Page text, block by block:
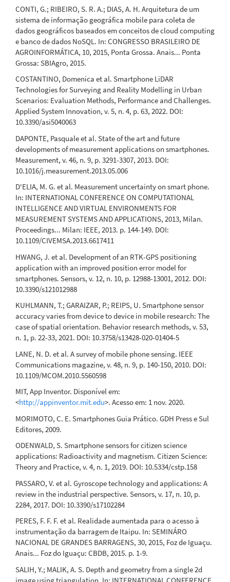
CONTI, G.; RIBEIRO, S. R. A.; DIAS, A. H. Arquitetura de um
sistema de informação geográfica mobile para coleta de
dados geográficos baseados em conceitos de cloud computing
e banco de dados NoSQL. In: CONGRESSO BRASILEIRO DE
AGROINFORMÁTICA, 10, 2015, Ponta Grossa. Anais... Ponta
Grossa: SBIAgro, 2015.
COSTANTINO, Domenica et al. Smartphone LiDAR
Technologies for Surveying and Reality Modelling in Urban
Scenarios: Evaluation Methods, Performance and Challenges.
Applied System Innovation, v. 5, n. 4, p. 63, 2022. DOI:
10.3390/asi5040063
DAPONTE, Pasquale et al. State of the art and future
developments of measurement applications on smartphones.
Measurement, v. 46, n. 9, p. 3291-3307, 2013. DOI:
10.1016/j.measurement.2013.05.006
D'ELIA, M. G. et al. Measurement uncertainty on smart phone.
In: INTERNATIONAL CONFERENCE ON COMPUTATIONAL
INTELLIGENCE AND VIRTUAL ENVIRONMENTS FOR
MEASUREMENT SYSTEMS AND APPLICATIONS, 2013, Milan.
Proceedings... Milan: IEEE, 2013. p. 144-149. DOI:
10.1109/CIVEMSA.2013.6617411
HWANG, J. et al. Development of an RTK-GPS positioning
application with an improved position error model for
smartphones. Sensors, v. 12, n. 10, p. 12988-13001, 2012. DOI:
10.3390/s121012988
KUHLMANN, T.; GARAIZAR, P.; REIPS, U. Smartphone sensor
accuracy varies from device to device in mobile research: The
case of spatial orientation. Behavior research methods, v. 53,
n. 1, p. 22-33, 2021. DOI: 10.3758/s13428-020-01404-5
LANE, N. D. et al. A survey of mobile phone sensing. IEEE
Communications magazine, v. 48, n. 9, p. 140-150, 2010. DOI:
10.1109/MCOM.2010.5560598
MIT, App Inventor. Disponível em:
<http://appinventor.mit.edu>. Acesso em: 1 nov. 2020.
MORIMOTO, C. E. Smartphones Guia Prático. GDH Press e Sul
Editores, 2009.
ODENWALD, S. Smartphone sensors for citizen science
applications: Radioactivity and magnetism. Citizen Science:
Theory and Practice, v. 4, n. 1, 2019. DOI: 10.5334/cstp.158
PASSARO, V. et al. Gyroscope technology and applications: A
review in the industrial perspective. Sensors, v. 17, n. 10, p.
2284, 2017. DOI: 10.3390/s17102284
PERES, F. F. F. et al. Realidade aumentada para o acesso à
instrumentação da barragem de Itaipu. In: SEMINÁRO
NACIONAL DE GRANDES BARRAGENS, 30, 2015, Foz de Iguaçu.
Anais... Foz do Iguaçu: CBDB, 2015. p. 1-9.
SALIH, Y.; MALIK, A. S. Depth and geometry from a single 2d
image using triangulation. In: INTERNATIONAL CONFERENCE